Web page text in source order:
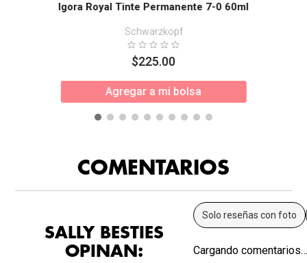
Igora Royal Tinte Permanente 7-0 60ml
Schwarzkopf
$225.00
Agregar a mi bolsa
COMENTARIOS
SALLY BESTIES
OPINAN:
Solo reseñas con foto
Cargando